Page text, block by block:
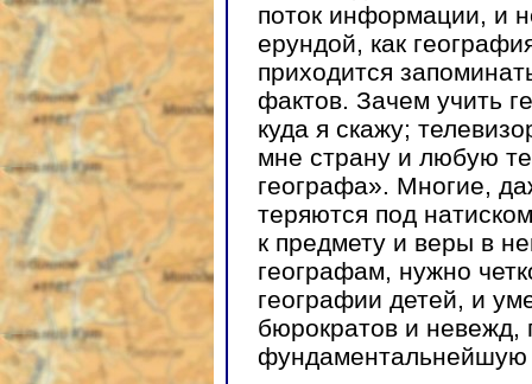
поток информации, и
ерундой, как
приходится
фактов. Зачем учить
куда я скажу;
мне страну и любую
географа». Многие,
теряются под
к предмету и веры в
географам, нужно
географии детей, и
бюрократов и